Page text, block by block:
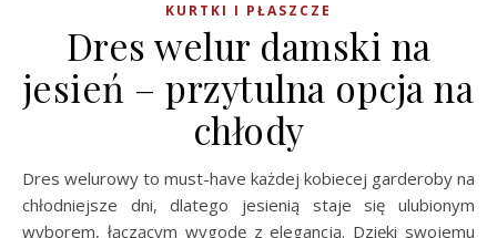
KURTKI I PŁASZCZE
Dres welur damski na
jesień – przytulna opcja na
chłody
Dres welurowy to must-have każdej kobiecej garderoby na
chłodniejsze dni, dlatego jesienią staje się ulubionym
wyborem, łączącym wygodę z elegancją. Dzięki swojemu